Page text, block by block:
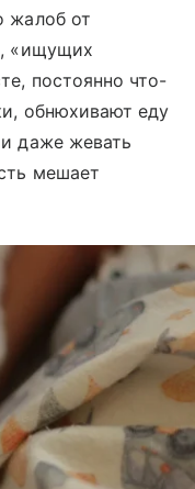
жалоб от
«ищущих
постоянно что-
обнюхивают еду
даже жевать
мешает